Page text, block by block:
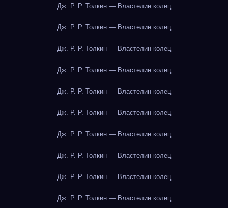
Дж. Р. Р. Толкин — Властелин колец
Дж. Р. Р. Толкин — Властелин колец
Дж. Р. Р. Толкин — Властелин колец
Дж. Р. Р. Толкин — Властелин колец
Дж. Р. Р. Толкин — Властелин колец
Дж. Р. Р. Толкин — Властелин колец
Дж. Р. Р. Толкин — Властелин колец
Дж. Р. Р. Толкин — Властелин колец
Дж. Р. Р. Толкин — Властелин колец
Дж. Р. Р. Толкин — Властелин колец